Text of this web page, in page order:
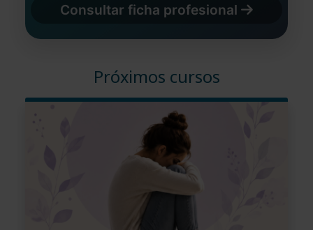
Consultar ficha profesional
Próximos cursos